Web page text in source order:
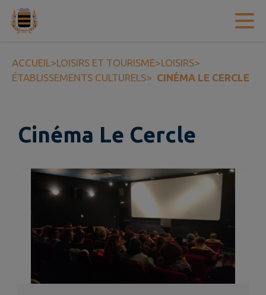
Contenu
ACCUEIL>LOISIRS ET TOURISME>LOISIRS>
ÉTABLISSEMENTS CULTURELS> CINÉMA LE CERCLE
Cinéma Le Cercle